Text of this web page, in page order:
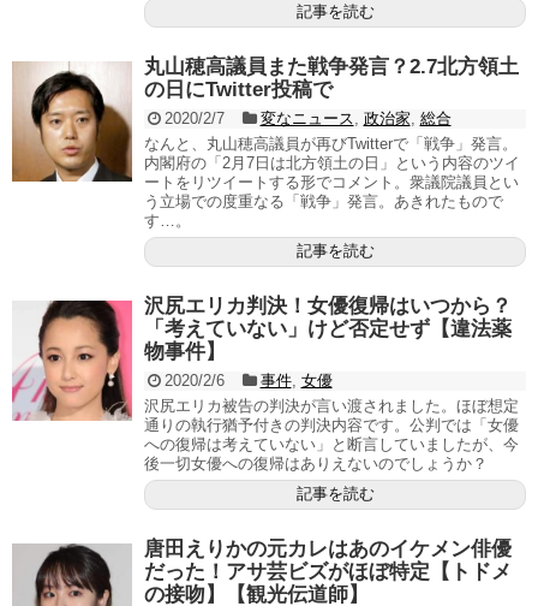
記事を読む
丸山穂高議員また戦争発言？2.7北方領土
の日にTwitter投稿で
2020/2/7 変なニュース 政治家 総合
なんと、丸山穂高議員が再びTwitterで「戦争」発言。
内閣府の「2月7日は北方領土の日」という内容のツイ
ートをリツイートする形でコメント。衆議院議員とい
う立場での度重なる「戦争」発言。あきれたもので
す…。
記事を読む
沢尻エリカ判決！女優復帰はいつから？
「考えていない」けど否定せず【違法薬
物事件】
2020/2/6 事件, 女優
沢尻エリカ被告の判決が言い渡されました。ほぼ想定
通りの執行猶予付きの判決内容です。公判では「女優
への復帰は考えていない」と断言していましたが、今
後一切女優への復帰はありえないのでしょうか？
記事を読む
唐田えりかの元カレはあのイケメン俳優
だった！アサ芸ビズがほぼ特定【トドメ
の接吻】【観光伝道師】